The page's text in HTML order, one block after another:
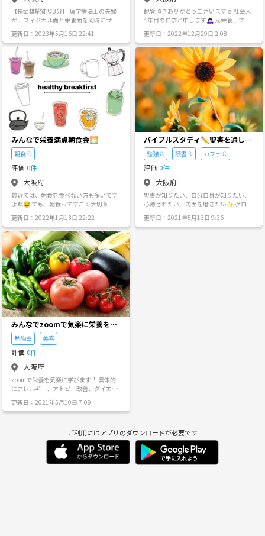
兼ねなく自由に参加したい方たちは平日
夜会サークルのほうにご参加ください！
こちらは比較的自由に楽しむ集まりなの
で、イベント外での個人間のトラブルに
も関与しないスタンスを取っています😄
※サークルの会に文句を言う方、態度の
悪い方、輪を乱す方、運営側のいうこと
を聞けない方や運営側が参加者様として
ふさわしくないと判断した方は最悪の場
合は出禁にいたします。 ※またグループ
や参加メンバーを大事にしてくれる人達
で集まりたいので、基本僕のグループで
は1つのグループに参加された方は僕の他
グループへの参加は辞めてもらっていま
す。 僕のグループでなければ入るのは
全然OKですので、ご理解願います🙇 ※
僕のグループでの複数参加が分かった場
合には勝手にこちらでサークル退会させ
てもらいますのでよろしくお願いします
m(_ _)m 🚫注意事項を破った方はイベン
ト中であろうと退会させてもらいます。
もちろん返金等は行いません。 参加の希
望や質問などありましたら何でもお問い
出を作っていけたらと思っているのでよ
ろしくお願いします😊
『健康な空気』 ✴️ あなたのお部屋が、一
瞬で、『森』に変わります まずは、お話
を聞いてください😄 あなたの時間を決し
て無駄にはいたしません ※ 参加には事前
申込みが必要です ※ お申込みは、下記
『調整さん』でお願いいたします🤲 ※ セ
ミナー終了後、場所を変えて懇親会を開
きます。 有料（4〜5千円）となります
が、一緒に 『お金儲け』 の話ができたら
嬉しいです😁
【長堀橋駅徒歩3分】 理学療法士の夫婦
が、フィジカル面と栄養面を同時にサポ
ンペッシュ）』をオープン♩ 通常の営業
とはまた別に、発酵野菜の作り方や、
麹・醤、、、身体に優しく良いものの作
り方や使い方ワークショップを開いてい
ます！
更新日：2023年5月16日 22:41
観覧頂きありがとうございます☺︎ 社会人
4年目の佳奈と申します🙇🏻‍♀️ 元栄養士で、
バレー、フットサル、ドッチボールなど
のスポーツ始め、飲み会やオンラインゲ
ーム等、楽しい企画を、毎月させて頂い
てます🥰💕 コンセプトは、 『将来、日
本の子供たちが大人になった時に、 憧れ
られるような大人の集団が作りたい』と
いった趣旨の元、 期間限定ではなく、一
生涯の仲間作りをテーマに 日々活動して
おります🌼🤩 日時等の詳細はメッセージ
の方から送らせて頂くので お気軽に、ご
連絡お待ちしております😳✨ 皆さんとお
会いできる日を楽しみにしています💕
更新日：2022年12月29日 2:08
みんなで栄養満点朝食会🌅
朝食会
評価 0件
大阪府
最近では、朝食を食べない方も多いです
よね😅 でも、朝食ってすごく大切☝️ そん
受けながら 最高にヘルシーでおいしい 手
軽な朝食をみんなで楽しむ会です☺️ 8種
類の味から選べる栄養満点シェイクに ス
ッキリ快調を叶えるアロエドリンクに 代
謝を高めるデトックスティーを セットで
ご提供します💕 朝から栄養満点の朝食を
とることで エネルギッシュな1日を送れ
ます✨✨ こんな方にオススメ🌈 🌱朝は
忙しくて朝食を食べる時間がない人 🌱エ
ネルギッシュな1日を送りたい人 🌱痩せ
たい人 🌱家族の健康を守りたい人 🌱友
達がほしい人 お気軽にお問い合わせ下さ
い♦️
更新日：2022年1月13日 22:22
バイブルスタディ✏️聖書を通して
自分を知る会
勉強会 読書会 カフェ会
評価 0件
大阪府
聖書が知りたい、自分自身が知りたい、
心癒されたい、内面を磨きたい✨ グロー
史、政治、建築、アート、 音楽、映画、
踊り、文学 企業家や革命家、著名人など
・とりあえず一回みてみたい そんな方、
ぜひ！ お気軽にお問い合わせください❣️
更新日：2021年5月13日 9:36
みんなでzoomで気楽に栄養を学
ぶ会✨
勉強会 美容
評価 0件
大阪府
zoomで栄養を気楽に学びます！ 具体的
にアレルギー、アトピー改善、ダイエッ
マはいろいろです😁 こんな時だからこそ
気楽に楽しく学べたらなと思います✨
更新日：2021年5月10日 7:09
ご利用にはアプリのダウンロードが必要です